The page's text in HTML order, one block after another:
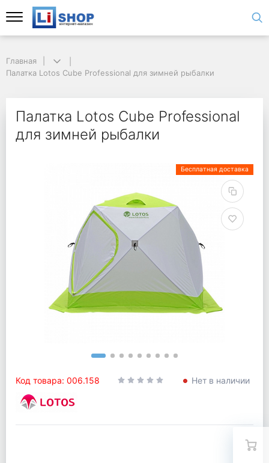
Главная
Палатка Lotos Cube Professional для зимней рыбалки
Палатка Lotos Cube Professional
для зимней рыбалки
Бесплатная доставка
Код товара: 006.158 Нет в наличии